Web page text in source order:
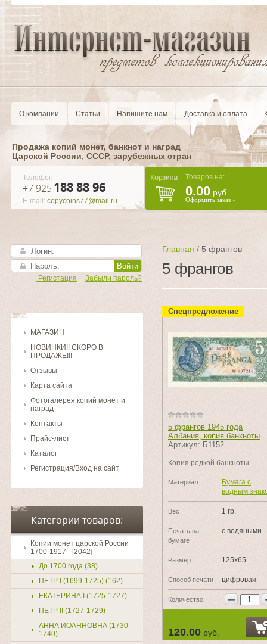
О компании Статьи Напишите нам Доставка и оплата
Продажа копий монет, банкнот и наград
Царской России, CCCР, зарубежных стран
Телефон:
+7 925 188 88 96
E-mail: copycoins77@mail.ru
Товаров на:
0.00 руб.
Оформить заказ »
Войти
Забыли пароль?
Регистация
МАГАЗИН
НОВИНКИ!! СКОРО В
ПРОДАЖЕ!!!
Отзывы
Карта сайта
Фотогалерея копий монет и
наград
Контакты
Прайс-лист
Каталог
Регистрация/Вход на сайт
Категории товаров:
Копии монет царской России
1700-1917 - [2042]
До 1700 года (38)
ПЕТР I (1699-1725) (162)
ЕКАТЕРИНА I (1725-1727)
ПЕТР II (1727-1729)
АННА ИОАННОВНА (1730-
1740)
Главная / 5 франгов
5 франгов
Спецпредложение
5 франгов 1945 года
Албания, копия банкноты
Артикул: Б1152
Копия редкой банкноты
Материал:
Бумага с
водным
Вес 1 гр.
Печать на
бумаге
с водяными
Размер 125х65
Способ печати цифровая
Количество: −
120.00 руб.